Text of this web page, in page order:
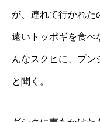
が、連れて行かれた
遠いトッポギを食べ
んなスクヒに、プン
と聞く。